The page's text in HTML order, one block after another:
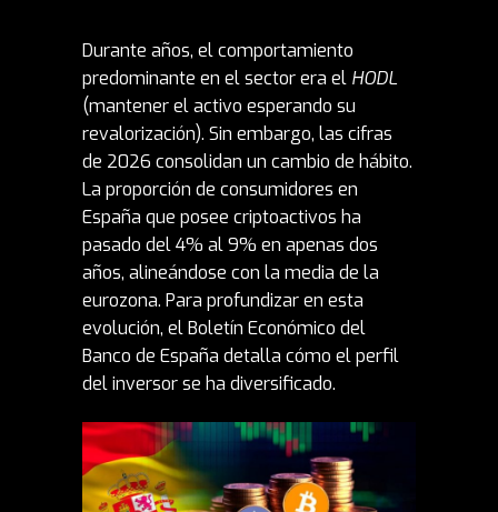
Durante años, el comportamiento
predominante en el sector era el HODL
(mantener el activo esperando su
revalorización). Sin embargo, las cifras
de 2026 consolidan un cambio de hábito.
La proporción de consumidores en
España que posee criptoactivos ha
pasado del 4% al 9% en apenas dos
años, alineándose con la media de la
eurozona. Para profundizar en esta
evolución, elBoletín Económico del
Banco de España detalla cómo el perfil
del inversor se ha diversificado.